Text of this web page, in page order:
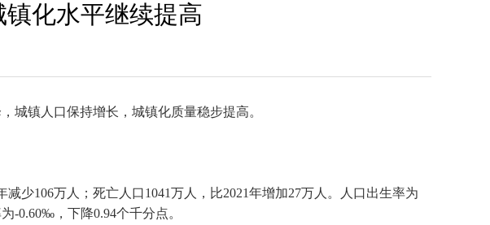
化水平继续提高
城镇人口保持增长，城镇化质量稳步提高。
减少106万人；死亡人口1041万人，比2021年增加27万人。人口出生率为
-0.60‰，下降0.94个千分点。